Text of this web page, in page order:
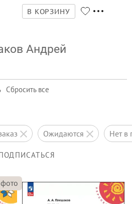
В КОРЗИНУ
Андрей
Сбросить все
ожидаются нет
фото